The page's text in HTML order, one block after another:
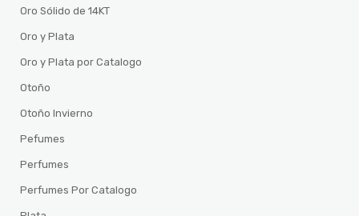
Oro Sólido de 14KT
Oro y Plata
Oro y Plata por Catalogo
Otoño
Otoño Invierno
Pefumes
Perfumes
Perfumes Por Catalogo